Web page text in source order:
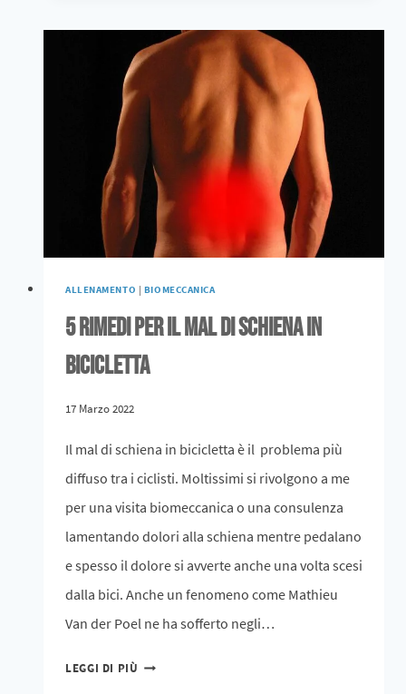
ALLENAMENTO | BIOMECCANICA
5 rimedi per il mal di schiena in
bicicletta
17 Marzo 2022
Il mal di schiena in bicicletta è il problema più
diffuso tra i ciclisti. Moltissimi si rivolgono a me
per una visita biomeccanica o una consulenza
lamentando dolori alla schiena mentre pedalano
e spesso il dolore si avverte anche una volta scesi
dalla bici. Anche un fenomeno come Mathieu
Van der Poel ne ha sofferto negli…
LEGGI DI PIÙ